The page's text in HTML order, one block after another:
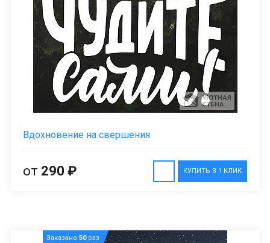
Вдохновение на свершения
КУПИТЬ В 1 КЛИК
от 290 ₽
Заказано 50раз